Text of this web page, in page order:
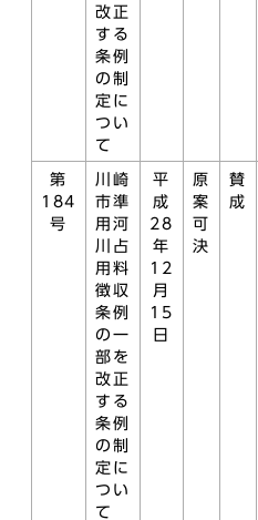
改正
する
条例
の制
定に
つい
て
第
184
号
川崎
市準
用河
川占
用料
徴収
条例
の一
部を
改正
する
条例
の制
定に
つい
て
平
成
28
年
12
月
15
日
原
案
可
決
賛
成